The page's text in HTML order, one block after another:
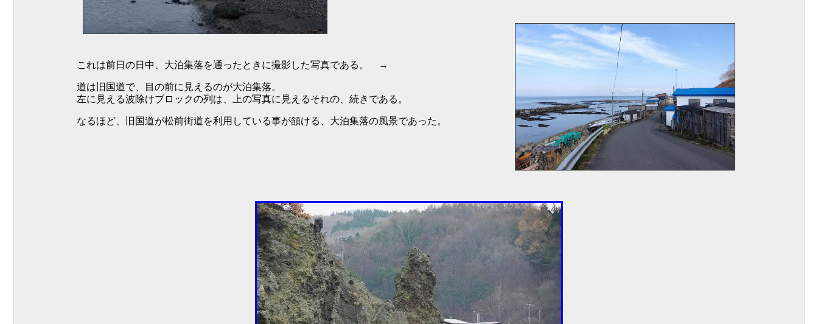
これは前日の日中、大泊集落を通ったときに撮影した写真である。 →
道は旧国道で、目の前に見えるのが大泊集落。
左に見える波除けブロックの列は、上の写真に見えるそれの、続きである。
なるほど、旧国道が松前街道を利用している事が頷ける、大泊集落の風景であった。